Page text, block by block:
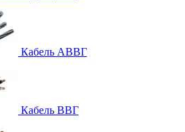
Кабель АВВГ
Кабель ВВГ